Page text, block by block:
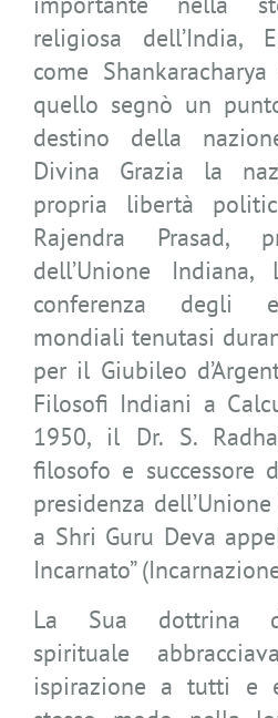
religiosa dell’India,
come
quello segnò un
destino della
Divina Grazia la
propria libertà
Rajendra Prasad,
dell’Unione
conferenza degli
mondiali tenutasi
per il Giubileo
Filosofi Indiani a
1950, il Dr. S.
filosofo e successore
presidenza
a Shri Guru Deva
Incarnato”
La Sua dottrina
spirituale
ispirazione a tutti e